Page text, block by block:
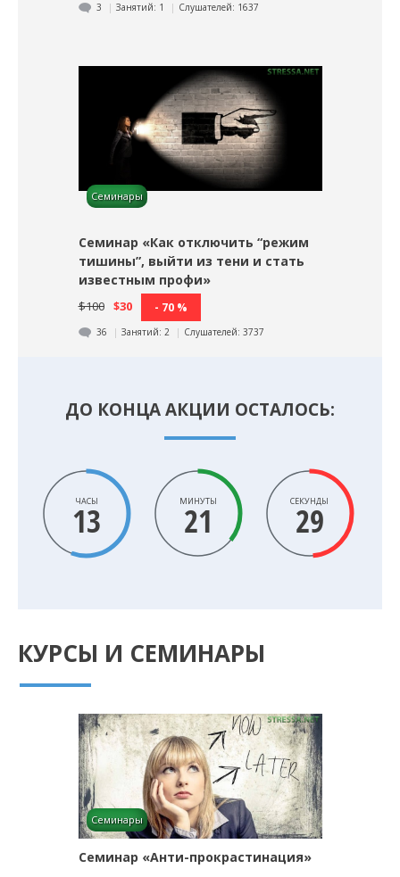
3 Занятий: 1 Слушателей: 1637
Семинары
Семинар «Как отключить “режим
тишины”, выйти из тени и стать
известным профи»
$100 $30 - 70 %
36 Занятий: 2 Слушателей: 3737
ДО КОНЦА АКЦИИ ОСТАЛОСЬ:
ЧАСЫ
13 МИНУТЫ
21 СЕКУНДЫ
27
КУРСЫ И СЕМИНАРЫ
Семинары
Семинар «Анти-прокрастинация»